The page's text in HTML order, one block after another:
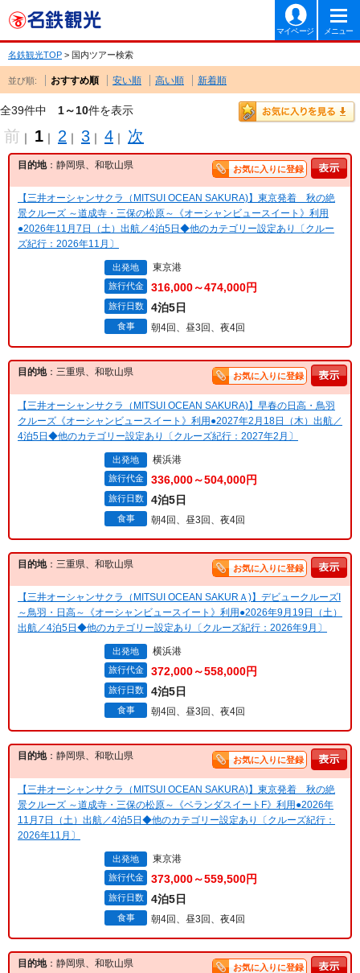
マイページ メニュー
名鉄観光TOP > 国内ツアー検索
並び順: おすすめ順 安い順 高い順 新着順
全39件中 1～10件を表示
前 ｜ 1 ｜ 2 ｜ 3 ｜ 4 ｜ 次
目的地：静岡県、和歌山県 お気に入りに登録
【三井オーシャンサクラ（MITSUI OCEAN SAKURA)】東京発着 秋の絶
景クルーズ ～道成寺・三保の松原～《オーシャンビュースイート》利用
●2026年11月7日（土）出航／4泊5日◆他のカテゴリー設定あり〔クルー
ズ紀行：2026年11月〕
出発地 東京港
旅行代金 316,000～474,000円
旅行日数 4泊5日
食事 朝4回、昼3回、夜4回
目的地：三重県、和歌山県 お気に入りに登録
【三井オーシャンサクラ（MITSUI OCEAN SAKURA)】早春の日高・鳥羽
クルーズ《オーシャンビュースイート》利用●2027年2月18日（木）出航／
4泊5日◆他のカテゴリー設定あり〔クルーズ紀行：2027年2月〕
出発地 横浜港
旅行代金 336,000～504,000円
旅行日数 4泊5日
食事 朝4回、昼3回、夜4回
目的地：三重県、和歌山県 お気に入りに登録
【三井オーシャンサクラ（MITSUI OCEAN SAKURＡ)】デビュークルーズI
～鳥羽・日高～《オーシャンビュースイート》利用●2026年9月19日（土）
出航／4泊5日◆他のカテゴリー設定あり〔クルーズ紀行：2026年9月〕
出発地 横浜港
旅行代金 372,000～558,000円
旅行日数 4泊5日
食事 朝4回、昼3回、夜4回
目的地：静岡県、和歌山県 お気に入りに登録
【三井オーシャンサクラ（MITSUI OCEAN SAKURA)】東京発着 秋の絶
景クルーズ ～道成寺・三保の松原～《ベランダスイートF》利用●2026年
11月7日（土）出航／4泊5日◆他のカテゴリー設定あり〔クルーズ紀行：
2026年11月〕
出発地 東京港
旅行代金 373,000～559,500円
旅行日数 4泊5日
食事 朝4回、昼3回、夜4回
目的地：静岡県、和歌山県 お気に入りに登録